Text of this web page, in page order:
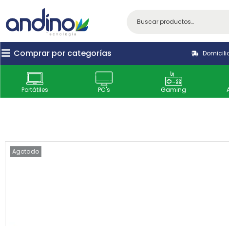
Comprar por categorías
Portátiles PC's Gaming
Agotado